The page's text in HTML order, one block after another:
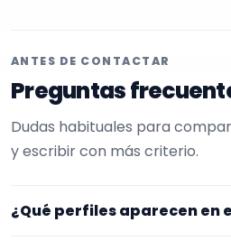
ANTES DE CONTACTAR
Preguntas
Dudas habituales para
y escribir con más criterio.
¿Qué perfiles aparecen en